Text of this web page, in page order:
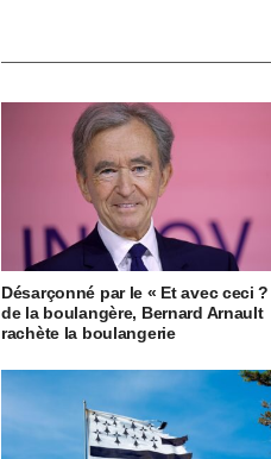
Désarçonné par le « Et avec ceci
de la boulangère, Bernard Arnault
rachète la boulangerie